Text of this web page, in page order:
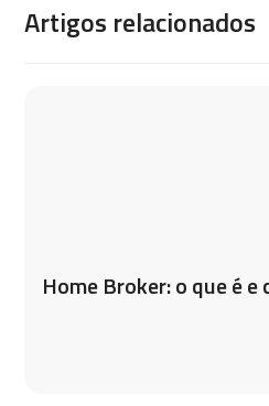
Artigos relacionados
Home Broker: o que é